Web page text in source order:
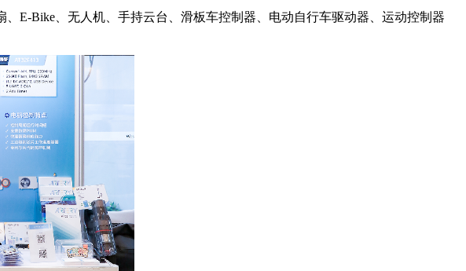
E-Bike、无人机、手持云台、滑板车控制器、电动自行车驱动器、运动控制器